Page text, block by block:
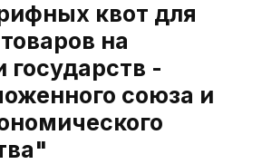
квот для
на
государств -
союза и